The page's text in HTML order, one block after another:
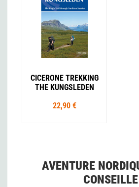
CICERONE TREKKING
THE KUNGSLEDEN
22,90 €
AVENTURE
CONSEILLE